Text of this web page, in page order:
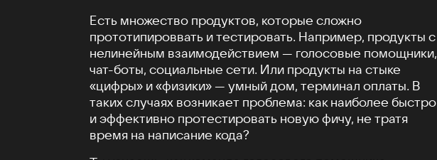
Есть множество продуктов, которые сложно
прототипироввать и тестировать. Например, продукты с
нелинейным взаимодействием — голосовые помощники,
чат-боты, социальные сети. Или продукты на стыке
«цифры» и «физики» — умный дом, терминал оплаты. В
таких случаях возникает проблема: как наиболее быстро
и эффективно протестировать новую фичу, не тратя
время на написание кода?